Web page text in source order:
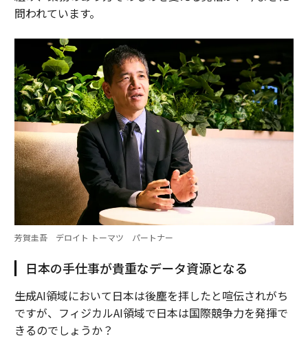
問われています。
芳賀圭吾 デロイト トーマツ パートナー
日本の手仕事が貴重なデータ資源となる
――生成AI領域において日本は後塵を拝したと喧伝されがち
ですが、フィジカルAI領域で日本は国際競争力を発揮で
きるのでしょうか？